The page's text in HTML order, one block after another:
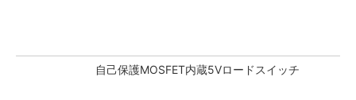
自己保護MOSFET内蔵5Vロードスイッチ